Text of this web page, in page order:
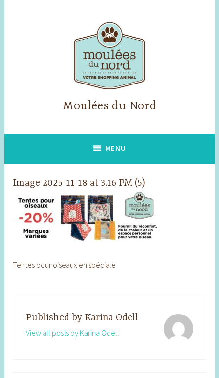
Moulées du Nord
MENU
Image 2025-11-18 at 3.16 PM (5)
Tentes pour oiseaux en spéciale
Published by Karina Odell
View all posts by Karina Odell